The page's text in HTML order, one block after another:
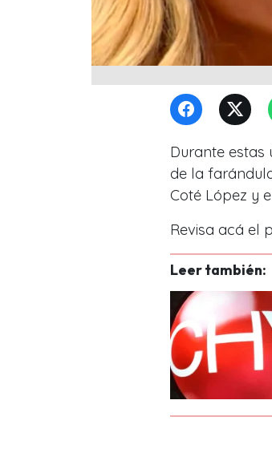
Durante estas
de la
Coté López y
Revisa acá el
Leer también: